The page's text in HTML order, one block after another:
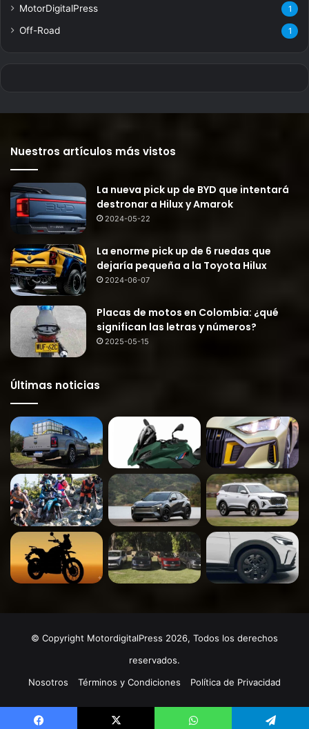
MotorDigitalPress 1
Off-Road 1
Nuestros artículos más vistos
La nueva pick up de BYD que intentará
destronar a Hilux y Amarok
2024-05-22
La enorme pick up de 6 ruedas que
dejaría pequeña a la Toyota Hilux
2024-06-07
Placas de motos en Colombia: ¿qué
significan las letras y números?
2025-05-15
Últimas noticias
© Copyright MotordigitalPress 2026, Todos los derechos
reservados.
Nosotros
Términos y Condiciones Política de Privacidad